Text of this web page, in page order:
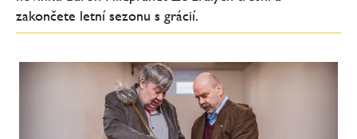
zakončete letní sezonu s grácií.